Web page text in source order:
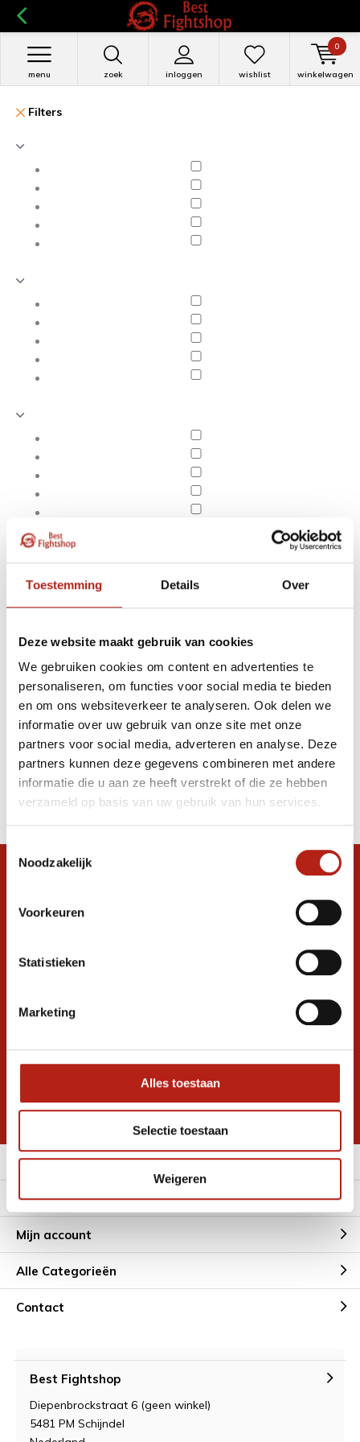
Toestemming Details Over
Deze website maakt gebruik van cookies
We gebruiken cookies om content en advertenties te
personaliseren, om functies voor social media te bieden
en om ons websiteverkeer te analyseren. Ook delen we
informatie over uw gebruik van onze site met onze
partners voor social media, adverteren en analyse. Deze
partners kunnen deze gegevens combineren met andere
informatie die u aan ze heeft verstrekt of die ze hebben
verzameld op basis van uw gebruik van hun services.
Toestemmingsselectie
Noodzakelijk
Voorkeuren
Statistieken
Marketing
Alles toestaan
Selectie toestaan
Weigeren
zoek inloggen
menu wishlist winkelwagen
0
Filters
Apply filters
Producten getagd met
4-puntsketting voor
bokszak Heavy
Producten
Filter
Stel je vraag in de chat, en we helpen je
graag verder. 24/7
Volg ons
promoties
* Lees hier de wettelijke beperkingen
Meer informatie
Klantenservice
Mijn account
Alle Categorieën
Contact
Best Fightshop
Diepenbrockstraat 6 (geen winkel)
5481 PM Schijndel